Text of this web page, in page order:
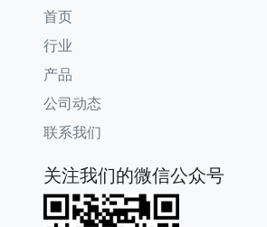
首页
行业
产品
公司动态
联系我们
关注我们的微信公众号